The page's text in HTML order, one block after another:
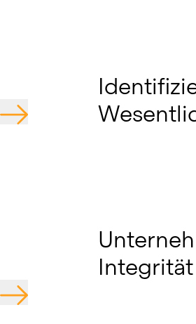
GEHE ZU
GEHE ZU
Integrität